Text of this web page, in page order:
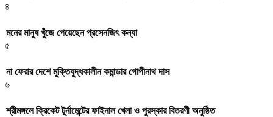
৪
মনের মানুষ খুঁজে পেয়েছেন প্রসেনজিৎ কন্যা
৫
না ফেরার দেশে মুক্তিযুদ্ধকালীন কমান্ডার গোপীনাথ দাস
৬
শ্রীমঙ্গলে ক্রিকেট টুর্নামেন্টের ফাইনাল খেলা ও পুরস্কার বিতরণী অনুষ্ঠিত